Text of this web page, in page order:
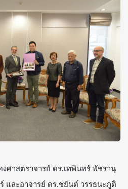
งศาสตราจารย์ ดร.เทพินทร์ พัชรานุ
ละอาจารย์ ดร.ชยันต์ วรรธนะภูติ